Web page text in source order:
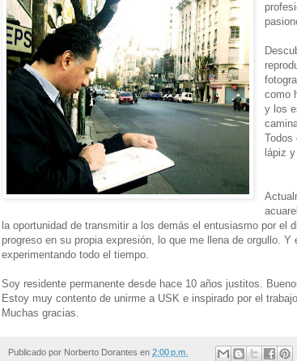
como
y los
Todos
lápiz
la oportunidad de transmitir a los demás el entusiasmo por el
progreso en su propia expresión, lo que me llena de orgullo.
experimentando todo el tiempo.
Soy residente permanente desde hace 10 años justitos.
Estoy muy contento de unirme a USK e inspirado por el
Muchas gracias.
Publicado por Norberto Dorantes en 2:00 p.m.